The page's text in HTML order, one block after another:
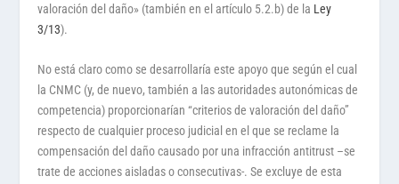
valoración del daño» (también en el artículo 5.2.b) de la Ley
3/13).
No está claro como se desarrollaría este apoyo que según el cual
la CNMC (y, de nuevo, también a las autoridades autonómicas de
competencia) proporcionarían “criterios de valoración del daño”
respecto de cualquier proceso judicial en el que se reclame la
compensación del daño causado por una infracción antitrust –se
trate de acciones aisladas o consecutivas-. Se excluye de esta